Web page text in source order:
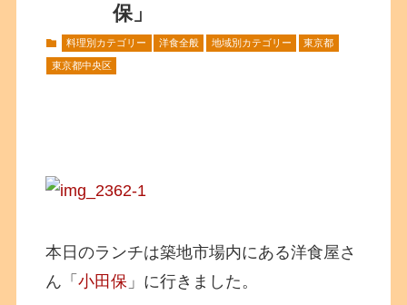
保」
料理別カテゴリー 洋食全般 地域別カテゴリー 東京都
東京都中央区
本日のランチは築地市場内にある洋食屋さ
ん「小田保 」に行きました。